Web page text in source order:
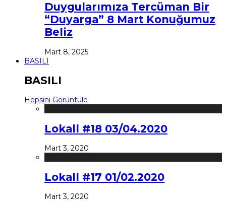
Duygularımıza Tercüman Bir
“Duyarga” 8 Mart Konuğumuz
Beliz
Mart 8, 2025
BASILI
BASILI
Hepsini Görüntüle
Lokall #18 03/04.2020
Mart 3, 2020
Lokall #17 01/02.2020
Mart 3, 2020